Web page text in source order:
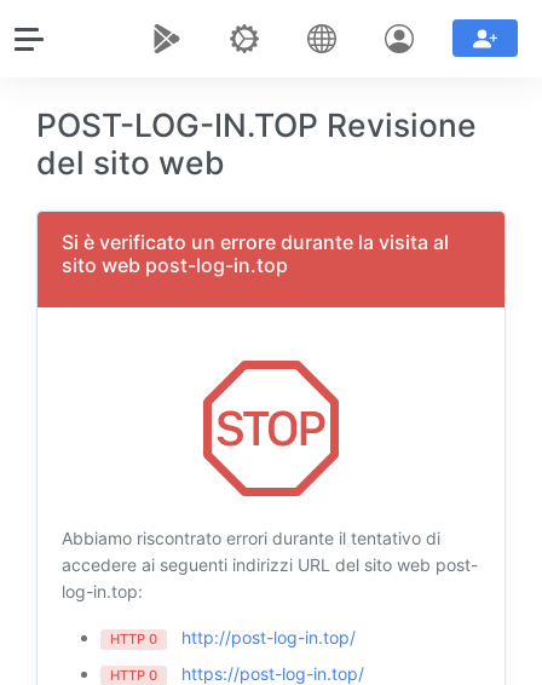
POST-LOG-IN.TOP Revisione
del sito web
Si è verificato un errore durante la visita al
sito web post-log-in.top
Abbiamo riscontrato errori durante il tentativo di
accedere ai seguenti indirizzi URL del sito web post-
log-in.top:
HTTP 0 http://post-log-in.top/
HTTP 0 https://post-log-in.top/